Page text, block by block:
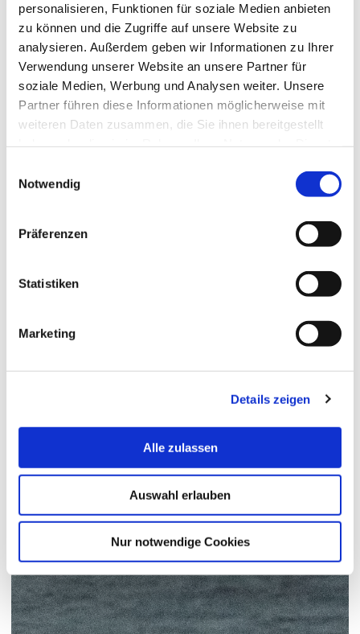
personalisieren, Funktionen für soziale Medien anbieten
zu können und die Zugriffe auf unsere Website zu
analysieren. Außerdem geben wir Informationen zu Ihrer
Verwendung unserer Website an unsere Partner für
soziale Medien, Werbung und Analysen weiter. Unsere
Partner führen diese Informationen möglicherweise mit
weiteren Daten zusammen, die Sie ihnen bereitgestellt
Notwendig
Präferenzen
Statistiken
Marketing
Details zeigen
Alle zulassen
Auswahl erlauben
Nur notwendige Cookies